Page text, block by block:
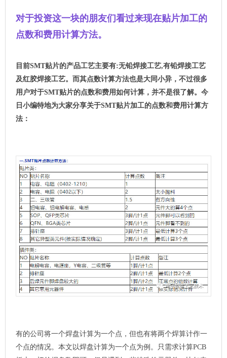
对于投资这一块的朋友们看过来现在贴片加工的
点数和费用计算方法。
目前SMT贴片的产品工艺主要有:无铅焊接工艺,有铅焊接工艺
及红胶焊接工艺。 而其点数计算方法也是大同小异 ， 不过很多
用户对于SMT贴片的点数和费用如何计算，并不是很了解。今
日小编特地为大家分享关于SMT贴片加工的点数和费用计算方
法：
有的公司将一个焊盘计算为一个点，但也有将两个焊算计作一
个点的情况。本文以焊盘计算为一个点为例。只需求计算PCB